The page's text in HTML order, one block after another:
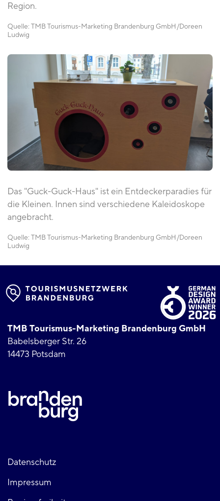
Region.
Quelle: TMB Tourismus-Marketing Brandenburg GmbH Doreen
Ludwig
Das "Guck-Guck-Haus" ist ein Entdeckerparadies für
die Kleinen. Innen sind verschiedene Kaleidoskope
angebracht.
Quelle: TMB Tourismus-Marketing Brandenburg GmbH Doreen
Ludwig
TMB Tourismus-Marketing Brandenburg GmbH
Babelsberger Str. 26
14473 Potsdam
Fußzeile
links
Datenschutz
Impressum